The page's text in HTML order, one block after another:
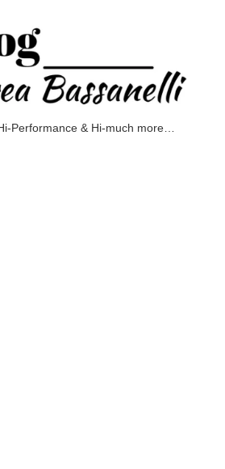
Performance & Hi-much more…